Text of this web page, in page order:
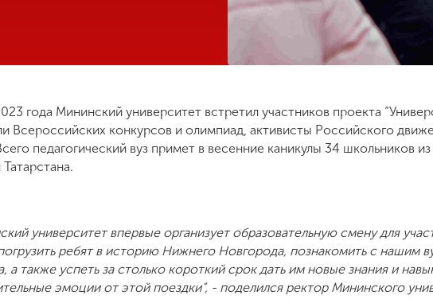
года Мининский университет встретил участников проекта
Всероссийских конкурсов и олимпиад, активисты Российского
педагогический вуз примет в весенние каникулы 34 школьников
университет впервые организует образовательную смену для
ребят в историю Нижнего Новгорода, познакомить с нашим
а также успеть за столько короткий срок дать им новые знания и
эмоции от этой поездки”, - поделился ректор Мининского